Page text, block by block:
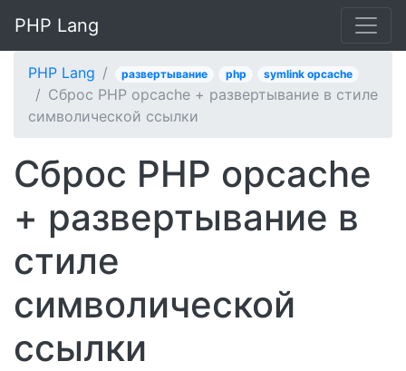
PHP Lang
PHP Lang развертывание php symlink opcache
Сброс PHP opcache + развертывание в стиле
символической ссылки
Сброс PHP opcache
+ развертывание в
стиле
символической
ссылки